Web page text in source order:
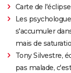
Carte de
Les
s'accumuler
mais de
Tony Silvestre,
pas malade,